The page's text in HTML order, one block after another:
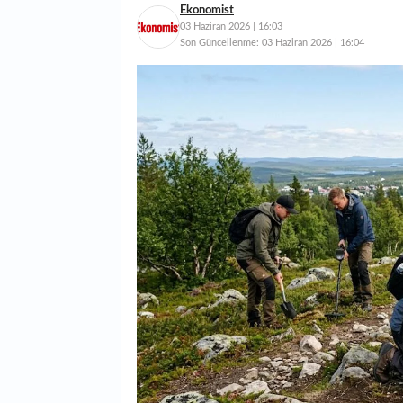
Ekonomist
03 Haziran 2026 | 16:03
Son Güncellenme: 03 Haziran 2026 | 16:04